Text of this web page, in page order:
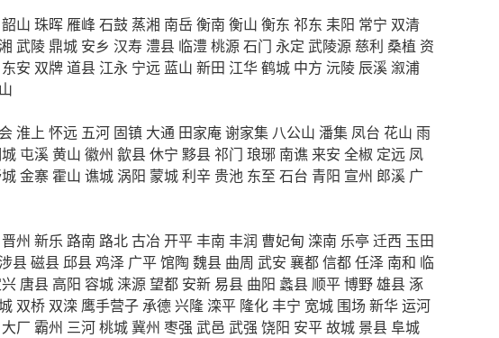
韶山 珠晖 雁峰 石鼓 蒸湘 南岳衡南 衡山 衡东 祁东 耒阳 常宁 双清
武陵鼎城 安乡 汉寿 澧县 临澧桃源石门 永定 武陵源 慈利 桑植 资
东安 双牌道县 江永 宁远 蓝山 新田 江华鹤城 中方 沅陵 辰溪 溆浦
淮上 怀远 五河 固镇 大通 田家庵谢家集 八公山 潘集 凤台 花山 雨
屯溪黄山 徽州 歙县休宁 黟县祁门 琅琊 南谯 来安 全椒 定远 凤
金寨 霍山 谯城 涡阳 蒙城利辛 贵池 东至 石台 青阳 宣州 郎溪 广
晋州 新乐 路南 路北古冶 开平丰南 丰润 曹妃甸 滦南 乐亭 迁西 玉田
县磁县邱县鸡泽 广平馆陶 魏县 曲周 武安 襄都信都任泽 南和 临
唐县 高阳 容城 涞源望都 安新易县 曲阳 蠡县 顺平博野雄县涿
双桥 双滦 鹰手营子承德兴隆 滦平 隆化丰宁 宽城 围场 新华运河
大厂 霸州 三河桃城冀州 枣强 武邑 武强 饶阳 安平故城 景县阜城